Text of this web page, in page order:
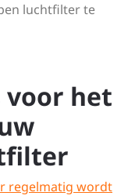
luchtfilter te
voor het
regelmatig wordt